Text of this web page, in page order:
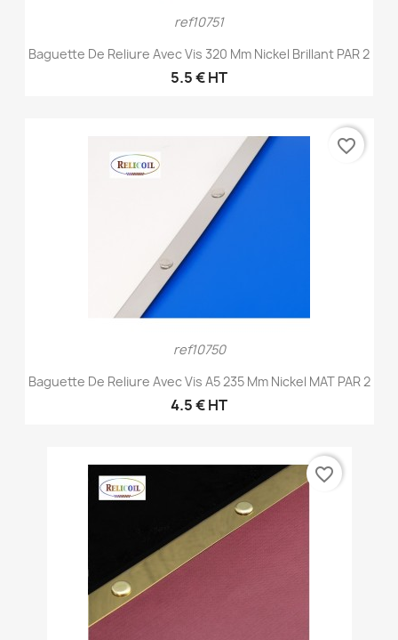
ref10751
Baguette De Reliure Avec Vis 320 Mm Nickel Brillant PAR 2
5.5 € HT
ref10750
Baguette De Reliure Avec Vis A5 235 Mm Nickel MAT PAR 2
4.5 € HT
favorite_border
favorite_border